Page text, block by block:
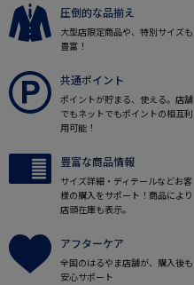
圧倒的な品揃え
大型店限定商品や、特別サイズも
豊富！
共通ポイント
ポイントが貯まる、使える。店舗
でもネットでもポイントの相互利
用可能！
豊富な商品情報
サイズ詳細・ディテールなどお客
様の購入をサポート！商品により
店頭在庫も表示。
アフターケア
全国のはるやま店舗が、購入後も
安心サポート